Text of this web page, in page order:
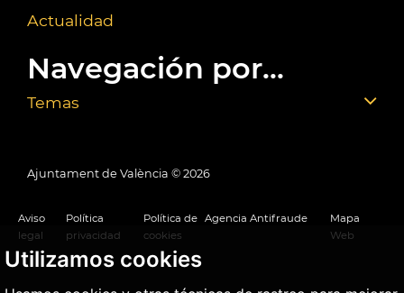
Utilizamos cookies
Actualidad
Navegación por...
Temas
Ajuntament de València © 2026
Aviso
legal
Política
privacidad
Política de
cookies
Agencia Antifraude
Mapa
Web